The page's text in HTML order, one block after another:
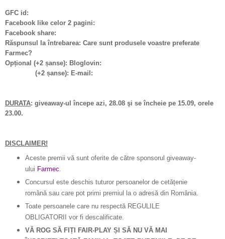
GFC id:
Facebook like celor 2 pagini:
Facebook share:
Răspunsul la întrebarea: Care sunt produsele voastre preferate
Farmec?
Opțional (+2 șanse): Bloglovin:
(+2 șanse): E-mail:
DURATA: giveaway-ul începe azi, 28.08 şi se încheie pe 15.09, orele
23.00.
DISCLAIMER!
Aceste premii vă sunt oferite de către sponsorul giveaway-
ului Farmec.
Concursul este deschis tuturor persoanelor de cetățenie
română sau care pot primi premiul la o adresă din România.
Toate persoanele care nu respectă REGULILE
OBLIGATORII vor fi descalificate.
VĂ ROG SĂ FIȚI FAIR-PLAY ȘI SĂ NU VĂ MAI